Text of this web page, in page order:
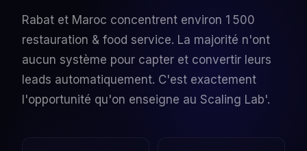
Rabat et Maroc concentrent environ 1 500
restauration & food service. La majorité n'ont
aucun système pour capter et convertir leurs
leads automatiquement. C'est exactement
l'opportunité qu'on enseigne au Scaling Lab'.